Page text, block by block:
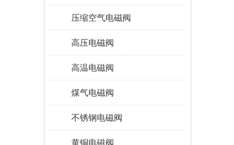
压缩空气电磁阀
高压电磁阀
高温电磁阀
煤气电磁阀
不锈钢电磁阀
黄铜电磁阀